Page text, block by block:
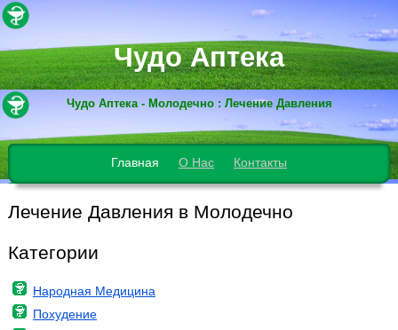
Чудо Аптека
Чудо Аптека - Молодечно : Лечение Давления
Главная О Нас Контакты
Лечение Давления в Молодечно
Категории
Народная Медицина
Похудение